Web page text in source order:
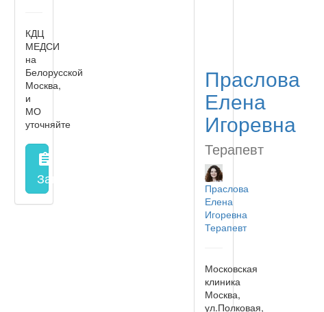
КДЦ
МЕДСИ
на
Белорусской
Москва,
и
МО
уточняйте
assignment
Запись на прием заполнить форму онлайн
Праслова
Елена
Игоревна
Терапевт
Праслова
Елена
Игоревна
Терапевт
Московская
клиника
Москва,
ул.Полковая,